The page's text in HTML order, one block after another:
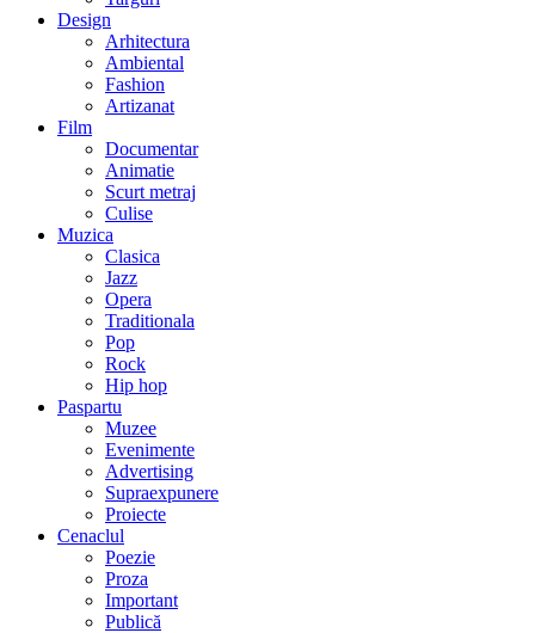
Design
Arhitectura
Ambiental
Fashion
Artizanat
Film
Documentar
Animatie
Scurt metraj
Culise
Muzica
Clasica
Jazz
Opera
Traditionala
Pop
Rock
Hip hop
Paspartu
Muzee
Evenimente
Advertising
Supraexpunere
Proiecte
Cenaclul
Poezie
Proza
Important
Publică